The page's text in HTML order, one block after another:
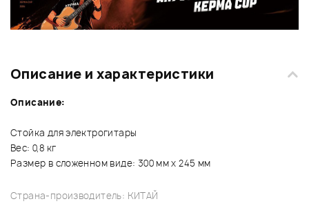
Описание и характеристики
Описание:
Стойка для электрогитары
Вес: 0,8 кг
Размер в сложенном виде: 300 мм х 245 мм
Страна-производитель: КИТАЙ